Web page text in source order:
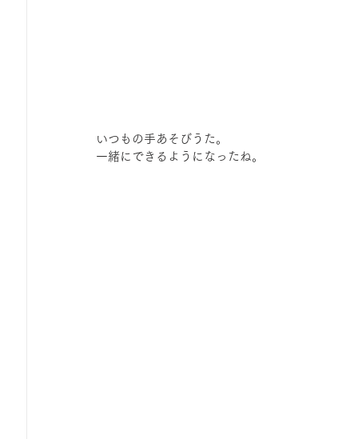
いつもの手あそびうた。
一緒にできるようになったね。